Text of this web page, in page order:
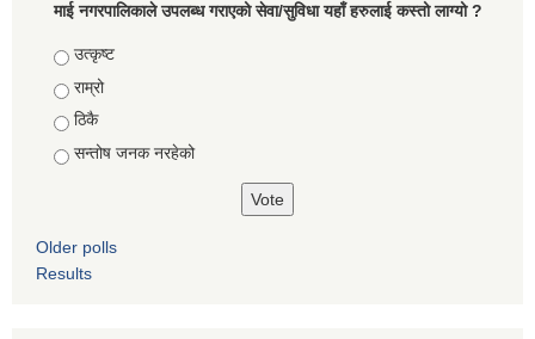
माई नगरपालिकाले उपलब्ध गराएको सेवा/सुविधा यहाँ हरुलाई कस्तो लाग्यो ?
Choices
उत्कृष्ट
राम्रो
ठिकै
सन्तोष जनक नरहेको
Older polls
Results